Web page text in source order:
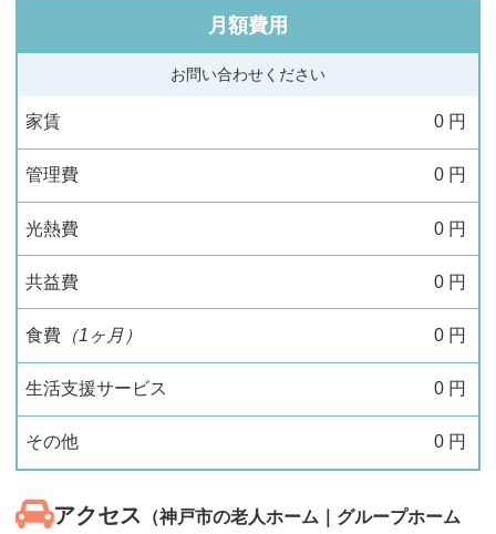
月額費用
お問い合わせください
家賃 0 円
管理費 0 円
光熱費 0 円
共益費 0 円
食費（1ヶ月） 0 円
生活支援サービス 0 円
その他 0 円
アクセス
（神戸市の老人ホーム｜グループホーム